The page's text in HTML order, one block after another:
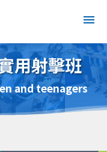
用射擊班
and teenagers